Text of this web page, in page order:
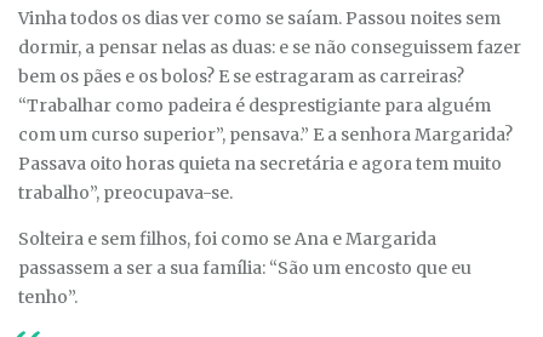
Vinha todos os dias ver como se saíam. Passou noites sem
dormir, a pensar nelas as duas: e se não conseguissem fazer
bem os pães e os bolos? E se estragaram as carreiras?
“Trabalhar como padeira é desprestigiante para alguém
com um curso superior”, pensava.” E a senhora Margarida?
Passava oito horas quieta na secretária e agora tem muito
trabalho”, preocupava-se.
Solteira e sem filhos, foi como se Ana e Margarida
passassem a ser a sua família: “São um encosto que eu
tenho”.